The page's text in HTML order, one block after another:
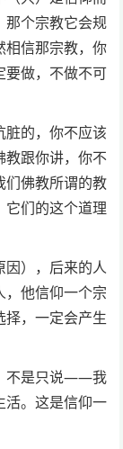
那个宗教它会规
相信那宗教，你
要做，不做不可
脏的，你不应该
教跟你讲，你不
们佛教所谓的教
它们的这个道理
因），后来的人
，他信仰一个宗
择，一定会产生
不是只说——我
活。这是信仰一